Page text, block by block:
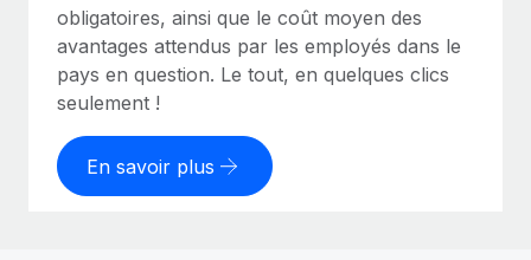
obligatoires, ainsi que le coût moyen des
avantages attendus par les employés dans le
pays en question. Le tout, en quelques clics
seulement !
En savoir plus